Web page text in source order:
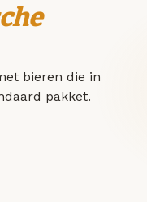
bieren die in
pakket.